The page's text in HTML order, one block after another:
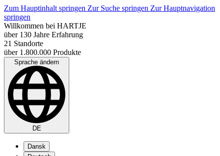
Zum Hauptinhalt springen Zur Suche springen Zur Hauptnavigation
springen
Willkommen bei HARTJE
über 130 Jahre Erfahrung
21 Standorte
über 1.800.000 Produkte
Sprache ändern
DE
Dansk